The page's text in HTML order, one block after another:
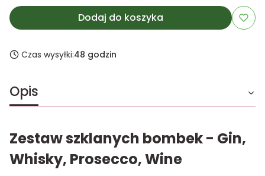
Dodaj do koszyka
Czas wysyłki:48 godzin
Opis
Zestaw szklanych bombek - Gin,
Whisky, Prosecco, Wine